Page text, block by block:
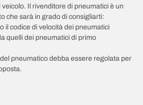
Il rivenditore di pneumatici è un
che sarà in grado di consigliarti:
il codice di velocità dei pneumatici
quelli dei pneumatici di primo
pneumatico debba essere regolata per